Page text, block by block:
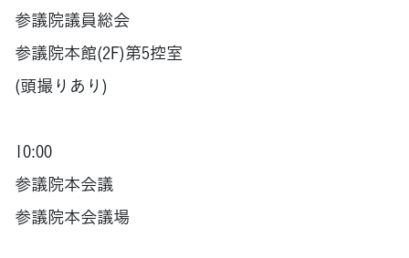
参議院議員総会
参議院本館(2F)第5控室
(頭撮りあり)
10:00
参議院本会議
参議院本会議場